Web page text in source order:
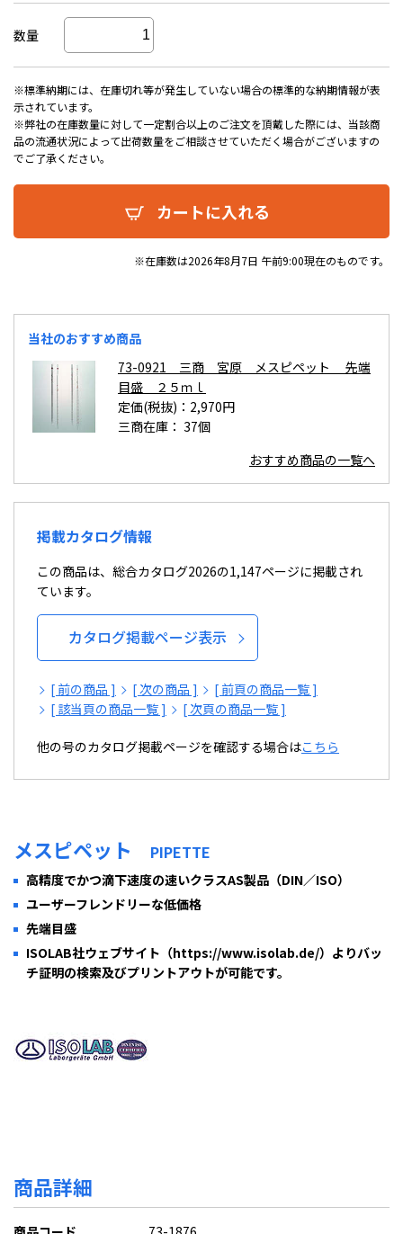
数量
※標準納期には、在庫切れ等が発生していない場合の標準的な納期情報が表
示されています。
※弊社の在庫数量に対して一定割合以上のご注文を頂戴した際には、当該商
品の流通状況によって出荷数量をご相談させていただく場合がございますの
でご了承ください。
カートに入れる
※在庫数は2026年8月7日 午前9:00現在のものです。
当社のおすすめ商品
73-0921 三商 宮原 メスピペット 先端
目盛 ２５ｍｌ
定価(税抜)：2,970円
三商在庫： 37個
おすすめ商品の一覧へ
掲載カタログ情報
この商品は、総合カタログ2026の1,147ページに掲載され
ています。
カタログ掲載ページ表示
[ 前の商品 ] [ 次の商品 ]
[ 前頁の商品一覧 ]
[ 該当頁の商品一覧 ]
[ 次頁の商品一覧 ]
他の号のカタログ掲載ページを確認する場合はこちら
メスピペット PIPETTE
高精度でかつ滴下速度の速いクラスAS製品（DIN／ISO）
ユーザーフレンドリーな低価格
先端目盛
ISOLAB社ウェブサイト（https://www.isolab.de/）よりバッ
チ証明の検索及びプリントアウトが可能です。
商品詳細